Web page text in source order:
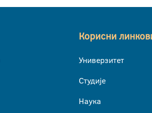
Корисни
Универзитет
Студије
Наука